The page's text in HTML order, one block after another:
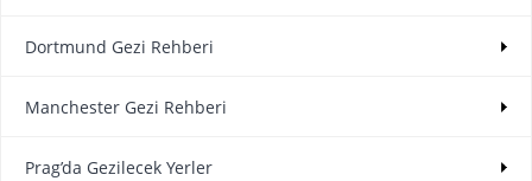
Dortmund Gezi Rehberi
Manchester Gezi Rehberi
Prag’da Gezilecek Yerler